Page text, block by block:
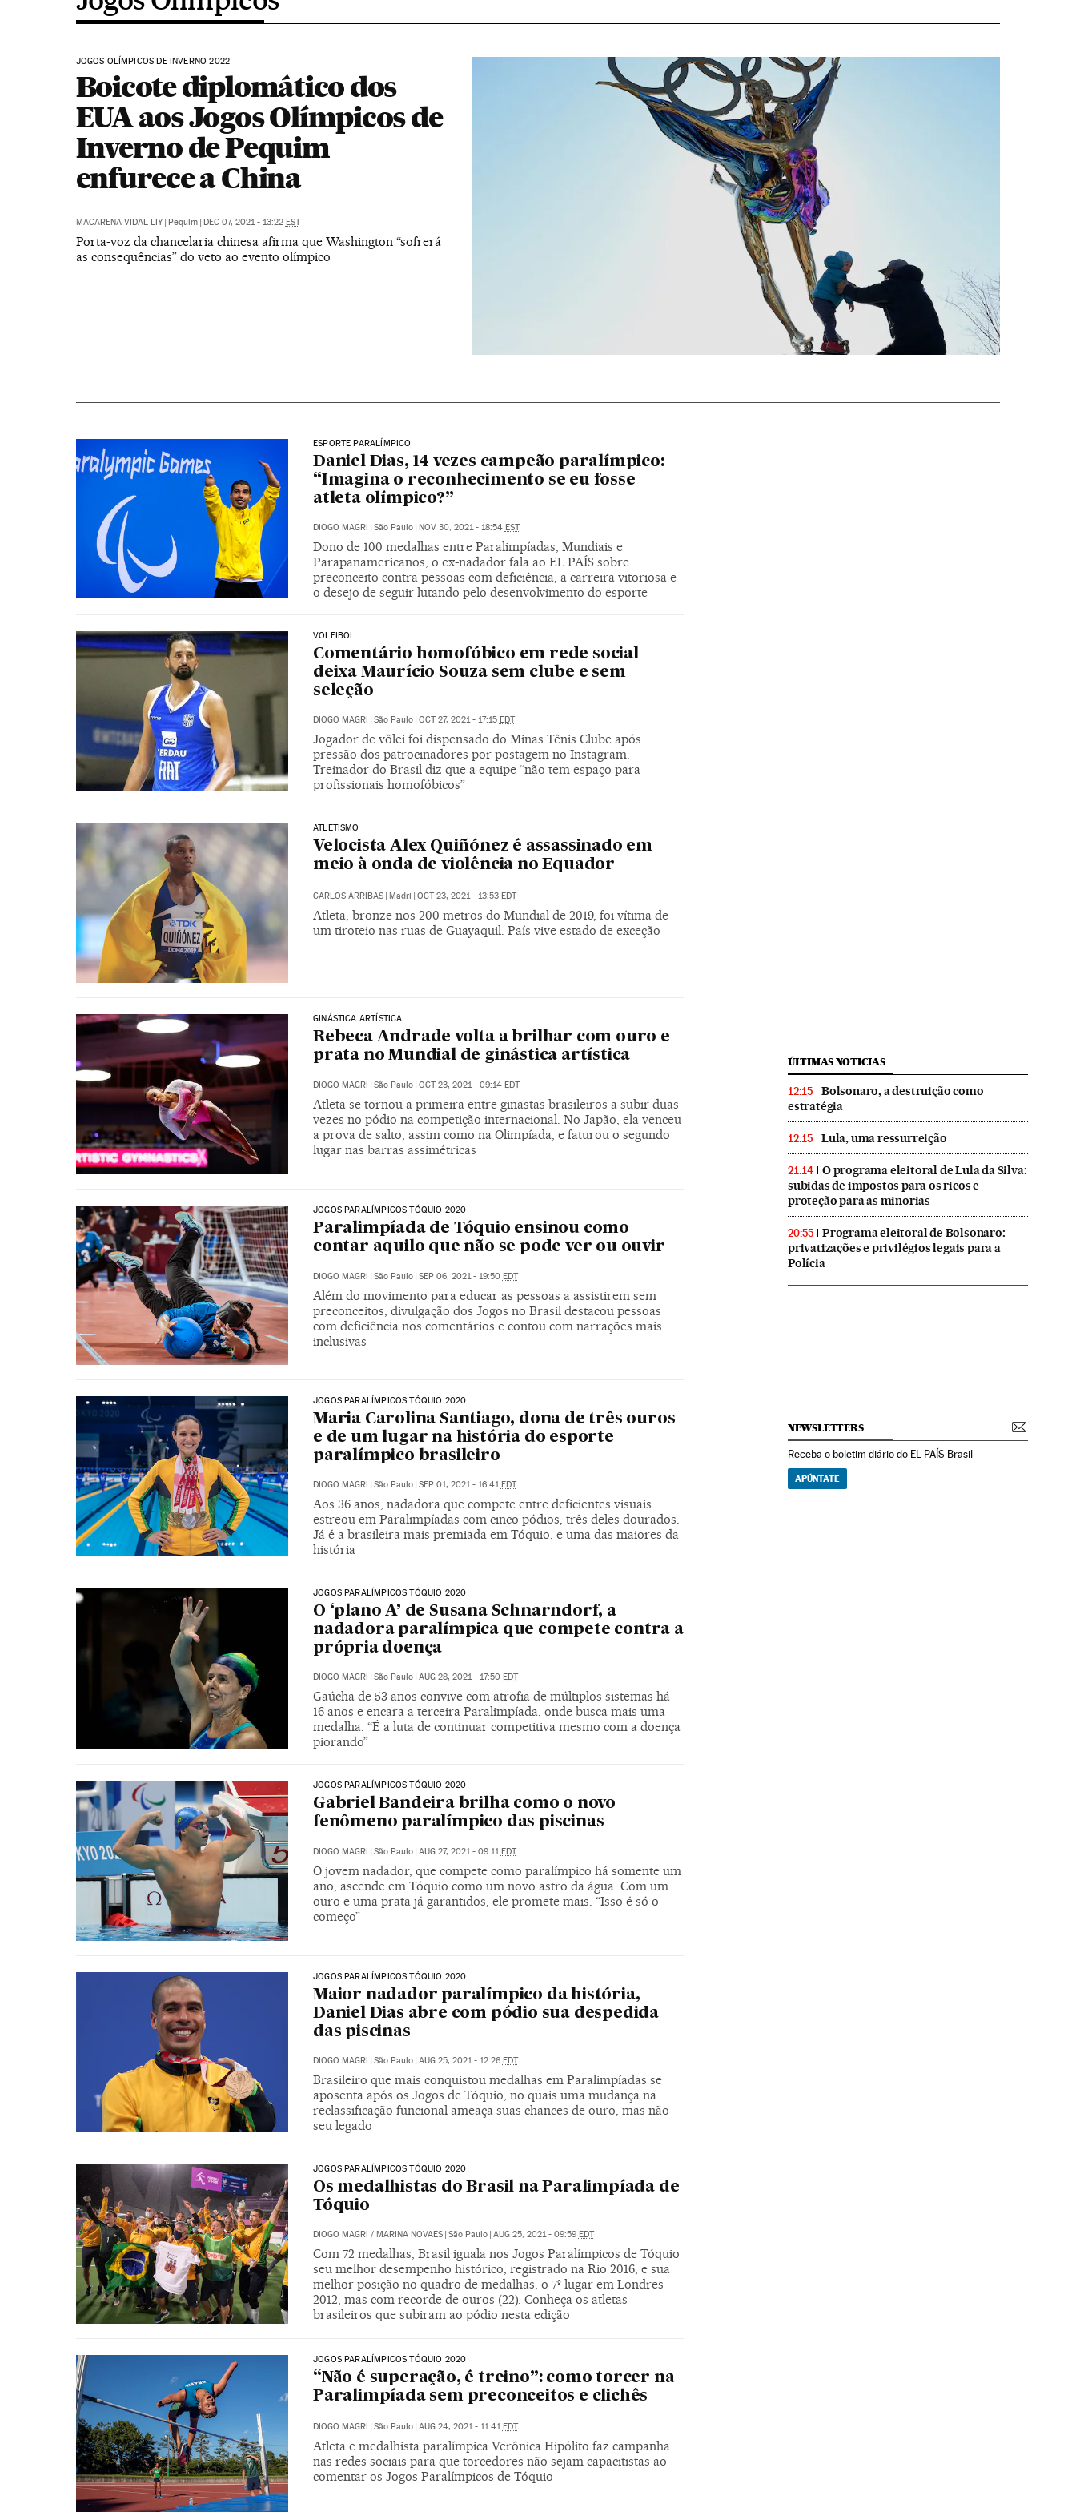
JOGOS OLÍMPICOS DE INVERNO 2022
Boicote diplomático dos
EUA aos Jogos Olímpicos de
Inverno de Pequim
enfurece a China
MACARENA VIDAL LIY | Pequim | DEC 07, 2021 - 13:22 EST
Porta-voz da chancelaria chinesa afirma que Washington “sofrerá
as consequências” do veto ao evento olímpico
ESPORTE PARALÍMPICO
Daniel Dias, 14 vezes campeão paralímpico:
“Imagina o reconhecimento se eu fosse
atleta olímpico?”
DIOGO MAGRI | São Paulo | NOV 30, 2021 - 18:54 EST
Dono de 100 medalhas entre Paralimpíadas, Mundiais e
Parapanamericanos, o ex-nadador fala ao EL PAÍS sobre
preconceito contra pessoas com deficiência, a carreira vitoriosa e
o desejo de seguir lutando pelo desenvolvimento do esporte
VOLEIBOL
Comentário homofóbico em rede social
deixa Maurício Souza sem clube e sem
seleção
DIOGO MAGRI | São Paulo | OCT 27, 2021 - 17:15 EDT
Jogador de vôlei foi dispensado do Minas Tênis Clube após
pressão dos patrocinadores por postagem no Instagram.
Treinador do Brasil diz que a equipe “não tem espaço para
profissionais homofóbicos”
ATLETISMO
Velocista Alex Quiñónez é assassinado em
meio à onda de violência no Equador
CARLOS ARRIBAS | Madri | OCT 23, 2021 - 13:53 EDT
Atleta, bronze nos 200 metros do Mundial de 2019, foi vítima de
um tiroteio nas ruas de Guayaquil. País vive estado de exceção
GINÁSTICA ARTÍSTICA
Rebeca Andrade volta a brilhar com ouro e
prata no Mundial de ginástica artística
DIOGO MAGRI São Paulo OCT 23, 2021 - 09:14 EDT
Atleta se tornou a primeira entre ginastas brasileiros a subir duas
vezes no pódio na competição internacional. No Japão, ela venceu
a prova de salto, assim como na Olimpíada, e faturou o segundo
lugar nas barras assimétricas
JOGOS PARALÍMPICOS TÓQUIO 2020
Paralimpíada de Tóquio ensinou como
contar aquilo que não se pode ver ou ouvir
DIOGO MAGRI | São Paulo | SEP 06, 2021 - 19:50 EDT
Além do movimento para educar as pessoas a assistirem sem
preconceitos, divulgação dos Jogos no Brasil destacou pessoas
com deficiência nos comentários e contou com narrações mais
inclusivas
JOGOS PARALÍMPICOS TÓQUIO 2020
Maria Carolina Santiago, dona de três ouros
e de um lugar na história do esporte
paralímpico brasileiro
DIOGO MAGRI São Paulo SEP 01, 2021 - 16:41 EDT
Aos 36 anos, nadadora que compete entre deficientes visuais
estreou em Paralimpíadas com cinco pódios, três deles dourados.
Já é a brasileira mais premiada em Tóquio, e uma das maiores da
história
JOGOS PARALÍMPICOS TÓQUIO 2020
O ‘plano A’ de Susana Schnarndorf, a
nadadora paralímpica que compete contra a
própria doença
DIOGO MAGRI São Paulo AUG 28, 2021 - 17:50 EDT
Gaúcha de 53 anos convive com atrofia de múltiplos sistemas há
16 anos e encara a terceira Paralimpíada, onde busca mais uma
medalha. “É a luta de continuar competitiva mesmo com a doença
piorando”
JOGOS PARALÍMPICOS TÓQUIO 2020
Gabriel Bandeira brilha como o novo
fenômeno paralímpico das piscinas
DIOGO MAGRI São Paulo AUG 27, 2021 - 09:11 EDT
O jovem nadador, que compete como paralímpico há somente um
ano, ascende em Tóquio como um novo astro da água. Com um
ouro e uma prata já garantidos, ele promete mais. “Isso é só o
começo”
JOGOS PARALÍMPICOS TÓQUIO 2020
Maior nadador paralímpico da história,
Daniel Dias abre com pódio sua despedida
das piscinas
DIOGO MAGRI | São Paulo | AUG 25, 2021 - 12:26 EDT
Brasileiro que mais conquistou medalhas em Paralimpíadas se
aposenta após os Jogos de Tóquio, no quais uma mudança na
reclassificação funcional ameaça suas chances de ouro, mas não
seu legado
JOGOS PARALÍMPICOS TÓQUIO 2020
Os medalhistas do Brasil na Paralimpíada de
Tóquio
DIOGO MAGRI / MARINA NOVAES | São Paulo | AUG 25, 2021 - 09:59 EDT
Com 72 medalhas, Brasil iguala nos Jogos Paralímpicos de Tóquio
seu melhor desempenho histórico, registrado na Rio 2016, e sua
melhor posição no quadro de medalhas, o 7º lugar em Londres
2012, mas com recorde de ouros (22). Conheça os atletas
brasileiros que subiram ao pódio nesta edição
JOGOS PARALÍMPICOS TÓQUIO 2020
“Não é superação, é treino”: como torcer na
Paralimpíada sem preconceitos e clichês
DIOGO MAGRI | São Paulo | AUG 24, 2021 - 11:41EDT
Atleta e medalhista paralímpica Verônica Hipólito faz campanha
nas redes sociais para que torcedores não sejam capacitistas ao
comentar os Jogos Paralímpicos de Tóquio
ÚLTIMAS NOTICIAS
12:15
Bolsonaro, a destruição como
estratégia
12:15 Lula, uma ressurreição
21:14
O programa eleitoral de Lula da Silva:
subidas de impostos para os ricos e
proteção para as minorias
20:55
Programa eleitoral de Bolsonaro:
privatizações e privilégios legais para a
Polícia
NEWSLETTERS
Receba o boletim diário do EL PAÍS Brasil
APÚNTATE